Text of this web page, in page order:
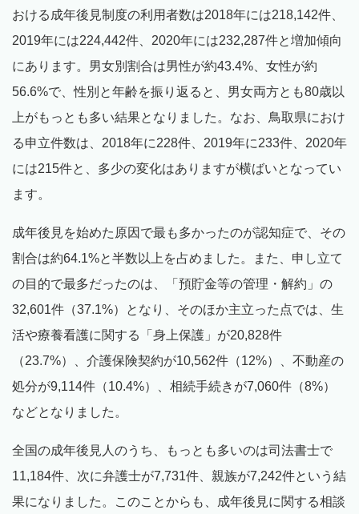
おける成年後見制度の利用者数は2018年には218,142件、
2019年には224,442件、2020年には232,287件と増加傾向
にあります。男女別割合は男性が約43.4%、女性が約
56.6%で、性別と年齢を振り返ると、男女両方とも80歳以
上がもっとも多い結果となりました。なお、鳥取県におけ
る申立件数は、2018年に228件、2019年に233件、2020年
には215件と、多少の変化はありますが横ばいとなってい
ます。
成年後見を始めた原因で最も多かったのが認知症で、その
割合は約64.1%と半数以上を占めました。また、申し立て
の目的で最多だったのは、「預貯金等の管理・解約」の
32,601件（37.1%）となり、そのほか主立った点では、生
活や療養看護に関する「身上保護」が20,828件
（23.7%）、介護保険契約が10,562件（12%）、不動産の
処分が9,114件（10.4%）、相続手続きが7,060件（8%）
などとなりました。
全国の成年後見人のうち、もっとも多いのは司法書士で
11,184件、次に弁護士が7,731件、親族が7,242件という結
果になりました。このことからも、成年後見に関する相談